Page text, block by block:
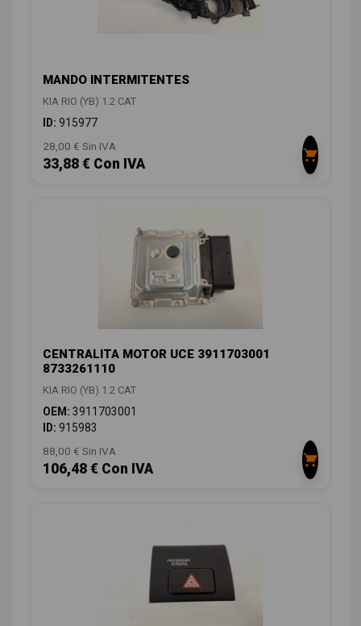
MANDO INTERMITENTES
KIA RIO (YB) 1.2 CAT
ID: 915977
28,00 € Sin IVA
33,88 € Con IVA
CENTRALITA MOTOR UCE 3911703001
8733261110
KIA RIO (YB) 1.2 CAT
OEM: 3911703001
ID: 915983
88,00 € Sin IVA
106,48 € Con IVA